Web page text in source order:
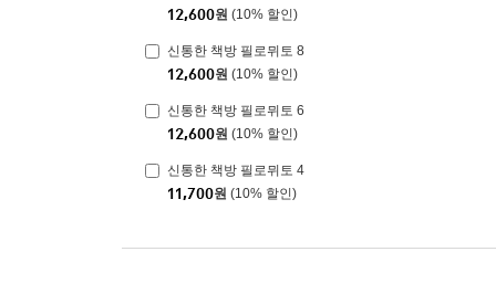
12,600원 (10% 할인)
신통한 책방 필로뮈토 8
12,600원 (10% 할인)
신통한 책방 필로뮈토 6
12,600원 (10% 할인)
신통한 책방 필로뮈토 4
11,700원 (10% 할인)